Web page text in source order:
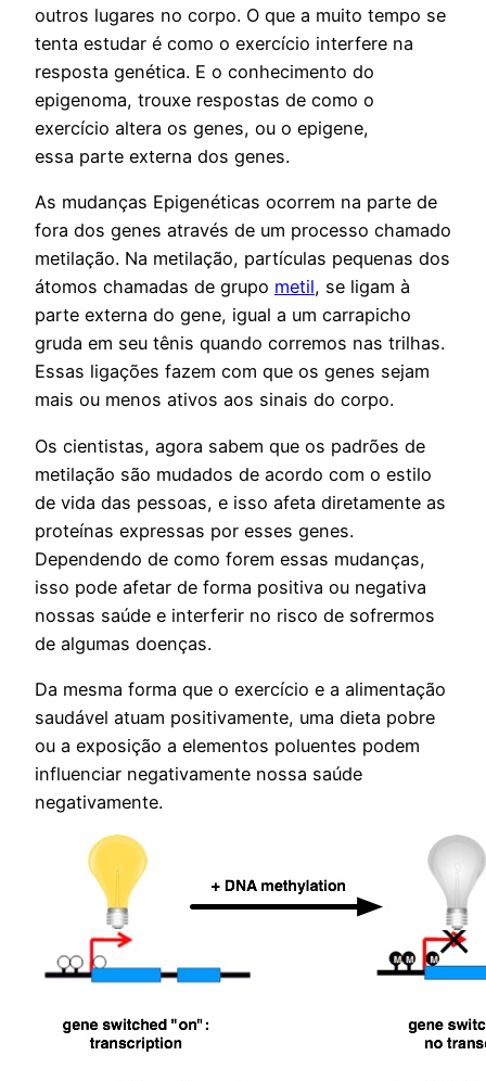
outros lugares no corpo. O que a muito tempo se
tenta estudar é como o exercício interfere na
resposta genética. E o conhecimento do
epigenoma, trouxe respostas de como o
exercício altera os genes, ou o epigene,
essa parte externa dos genes.
As mudanças Epigenéticas ocorrem na parte de
fora dos genes através de um processo chamado
metilação. Na metilação, partículas pequenas dos
átomos chamadas de grupo metil, se ligam à
parte externa do gene, igual a um carrapicho
gruda em seu tênis quando corremos nas trilhas.
Essas ligações fazem com que os genes sejam
mais ou menos ativos aos sinais do corpo.
Os cientistas, agora sabem que os padrões de
metilação são mudados de acordo com o estilo
de vida das pessoas, e isso afeta diretamente as
proteínas expressas por esses genes.
Dependendo de como forem essas mudanças,
isso pode afetar de forma positiva ou negativa
nossas saúde e interferir no risco de sofrermos
de algumas doenças.
Da mesma forma que o exercício e a alimentação
saudável atuam positivamente, uma dieta pobre
ou a exposição a elementos poluentes podem
influenciar negativamente nossa saúde
negativamente.